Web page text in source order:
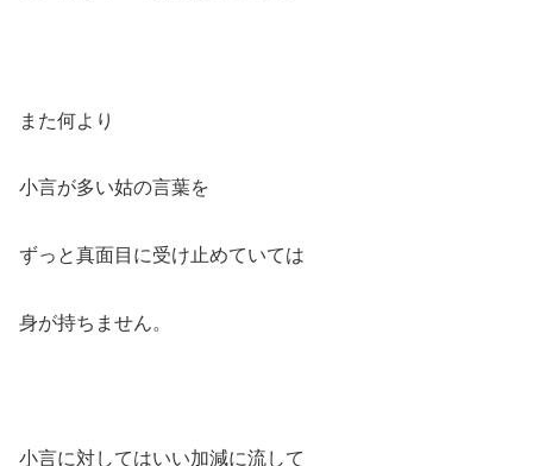
また何より
小言が多い姑の言葉を
ずっと真面目に受け止めていては
身が持ちません。
小言に対してはいい加減に流して